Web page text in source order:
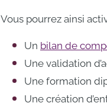
Vous pourrez ainsi
Un bilan de
Une validation
Une formation
Une création